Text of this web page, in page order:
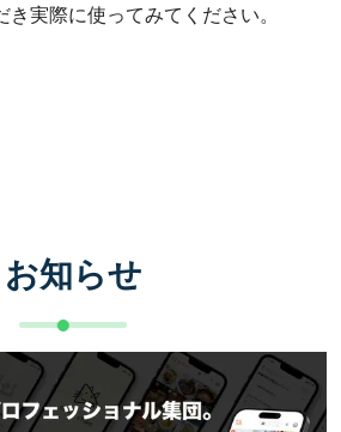
実際に使ってみてください。
お知らせ